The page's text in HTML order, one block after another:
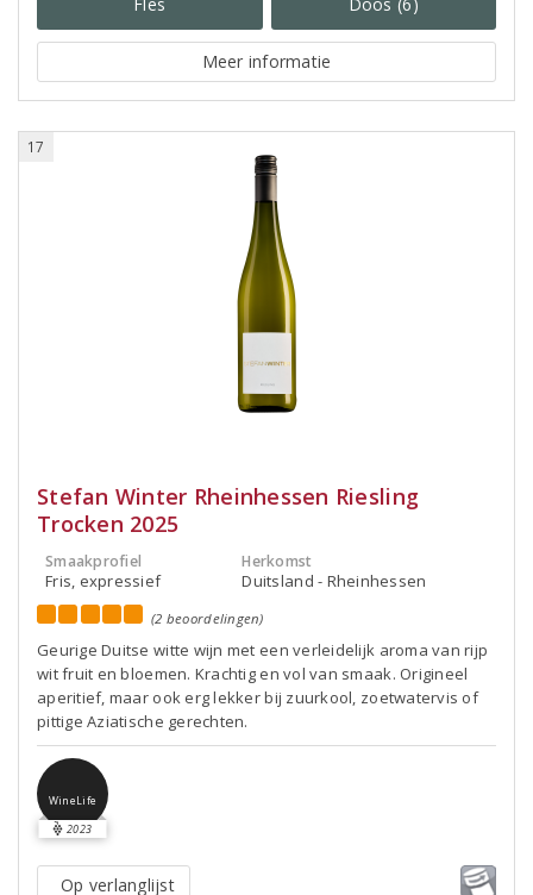
Meer informatie
17
Stefan Winter Rheinhessen Riesling
Trocken 2025
Smaakprofiel
Fris, expressief
Herkomst
Duitsland - Rheinhessen
(2 beoordelingen)
Geurige Duitse witte wijn met een verleidelijk aroma van rijp
wit fruit en bloemen. Krachtig en vol van smaak. Origineel
aperitief, maar ook erg lekker bij zuurkool, zoetwatervis of
pittige Aziatische gerechten.
WineLife
2023
Op verlanglijst